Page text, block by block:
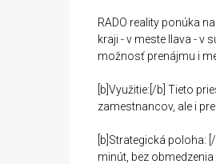
RADO reality ponúka
kraji - v meste Ilava - v
možnosť prenájmu i
[b]Využitie:[/b] Tieto
zamestnancov, ale i
[b]Strategická poloha:
minút, bez obmedzenia